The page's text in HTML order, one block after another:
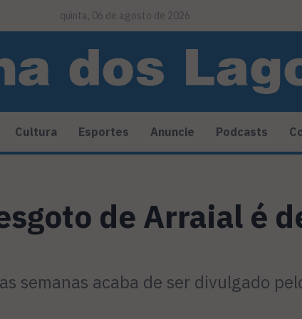
quinta, 06 de agosto de 2026
Cultura Esportes Anuncie Podcasts
de Arraial é
semanas acaba de ser divulgado